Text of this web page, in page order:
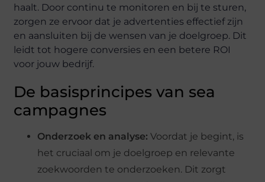
haalt. Door continu te monitoren en bij te sturen,
zorgen ze ervoor dat je advertenties effectief zijn
en aansluiten bij de wensen van je doelgroep. Dit
leidt tot hogere conversies en een betere ROI
voor jouw bedrijf.
De basisprincipes van sea
campagnes
Onderzoek en analyse: Voordat je begint, is
het cruciaal om je doelgroep en relevante
zoekwoorden te onderzoeken. Dit zorgt